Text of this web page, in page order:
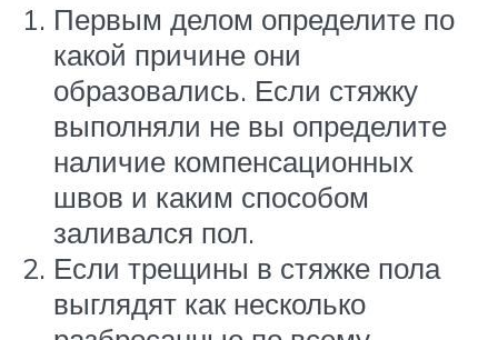
Первым делом определите по
какой причине они
образовались. Если стяжку
выполняли не вы определите
наличие компенсационных
швов и каким способом
заливался пол.
Если трещины в стяжке пола
выглядят как несколько